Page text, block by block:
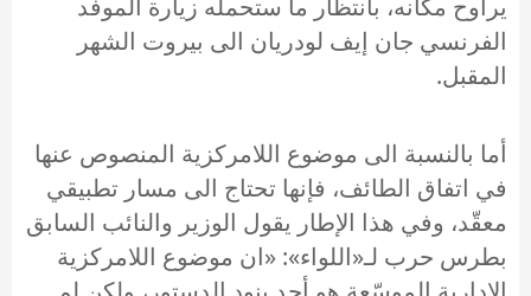
الفرنسي جان إيف لودريان الى بيروت الشهر
المقبل.
أما بالنسبة الى موضوع اللامركزية المنصوص عنها
في اتفاق الطائف، فإنها تحتاج الى مسار تطبيقي
معقّد، وفي هذا الإطار يقول الوزير والنائب السابق
بطرس حرب لـ«اللواء»: «ان موضوع اللامركزية